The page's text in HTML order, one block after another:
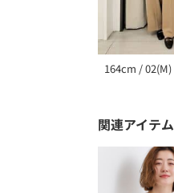
164cm / 02(M)
関連アイテム